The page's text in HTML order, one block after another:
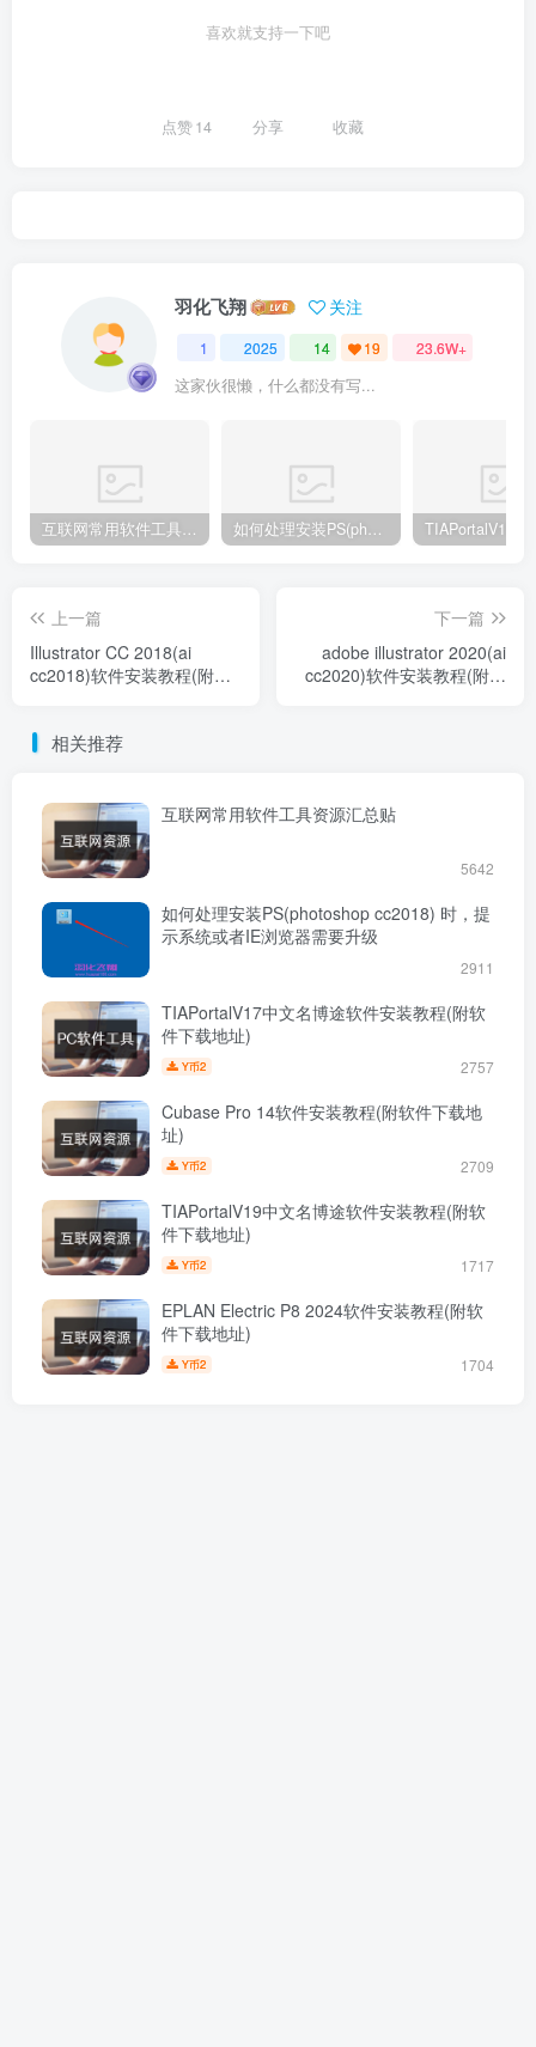
喜欢就支持一下吧
点赞14 分享 收藏
羽化飞翔 关注
1 2025 14 19 23.6W+
这家伙很懒，什么都没有写...
互联网常用软件工具资源汇总贴 如何处理安装PS(photoshop cc2018) 时，提示系统或者IE浏览器需要升级
上一篇
Illustrator CC 2018(ai
cc2018)软件安装教程(附软
下一篇
adobe illustrator 2020(ai
cc2020)软件安装教程(附软
相关推荐
互联网常用软件工具资源汇总贴
5642
如何处理安装PS(photoshop cc2018) 时，提
示系统或者IE浏览器需要升级
2911
TIAPortalV17中文名博途软件安装教程(附软
件下载地址)
Y币2 2757
Cubase Pro 14软件安装教程(附软件下载地
址)
Y币2 2709
TIAPortalV19中文名博途软件安装教程(附软
件下载地址)
Y币2 1717
EPLAN Electric P8 2024软件安装教程(附软
件下载地址)
Y币2 1704